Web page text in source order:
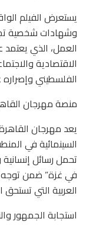
يستعرض الفيلم
وشهادات شخصية
العمل، الذي
الاقتصادية
الفلسطيني
منصة مهرجان
يعد مهرجان القاهرة
السينمائية في
تحمل رسائل
في غزة” ضمن توجه
العربية التي
استجابة الجمهور